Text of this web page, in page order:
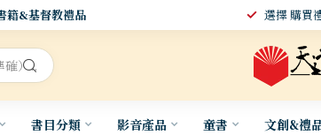
籍&基督教禮品 選擇 購買
書目分類 影音產品 童書 文創&禮